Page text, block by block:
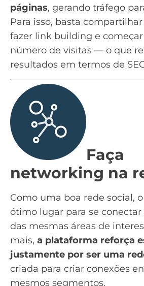
páginas, gerando tráfego
Para isso, basta
fazer link building e
número de visitas — o que
resultados em termos de
Faça
networking na
Como uma boa rede social,
ótimo lugar para se conectar
das mesmas áreas de
mais, a plataforma reforça
justamente por ser uma
criada para criar conexões
mesmos segmentos.